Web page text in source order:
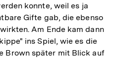
konnte, weil es ja
Gifte gab, die ebenso
Am Ende kam dann
ins Spiel, wie es die
Brown später mit Blick auf